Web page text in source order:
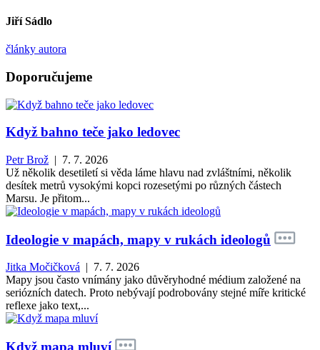
Jiří Sádlo
články autora
Doporučujeme
Když bahno teče jako ledovec
Petr Brož | 7. 7. 2026
Už několik desetiletí si věda láme hlavu nad zvláštními, několik
desítek metrů vysokými kopci rozesetými po různých částech
Marsu. Je přitom...
Ideologie v mapách, mapy v rukách ideologů
Jitka Močičková | 7. 7. 2026
Mapy jsou často vnímány jako důvěryhodné médium založené na
seriózních datech. Proto nebývají podrobovány stejné míře kritické
reflexe jako text,...
Když mapa mluví